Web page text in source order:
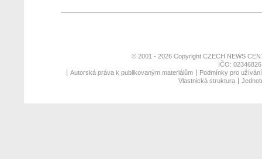
© 2001 - 2026 Copyright CZECH NEWS
IČO:
Autorská práva k publikovaným materiálům
Podmínky pro
Vlastnická struktura